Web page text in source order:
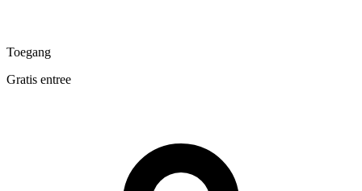
Toegang
Gratis entree